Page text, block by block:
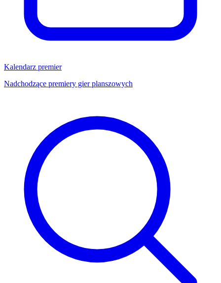
Kalendarz premier
Nadchodzące premiery gier planszowych